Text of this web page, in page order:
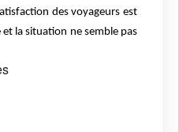
des voyageurs est
la situation ne semble pas